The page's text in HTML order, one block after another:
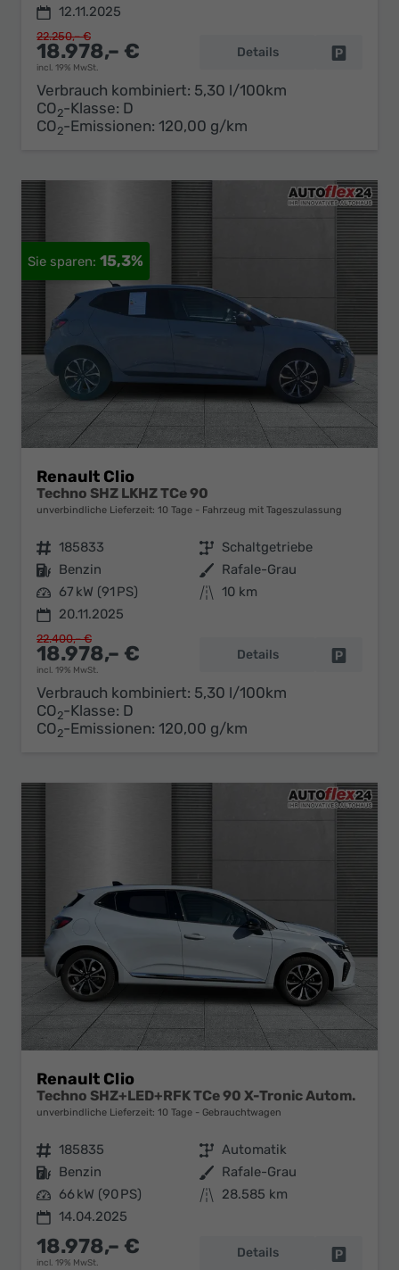
12.11.2025
18.978,– €
incl. 19% MwSt.
22.250,– €
Details
Verbrauch kombiniert: 5,30 l/100km
CO2-Klasse: D
CO2-Emissionen: 120,00 g/km
15,3%
Renault Clio
Techno SHZ LKHZ TCe 90
unverbindliche Lieferzeit: 10 Tage Fahrzeug mit Tageszulassung
Fahrzeugnr. 185833 Getriebe Schaltgetriebe
Kraftstoff Benzin Außenfarbe Rafale-Grau
Leistung 67 kW (91 PS) Kilometerstand 10 km
20.11.2025
18.978,– €
incl. 19% MwSt.
22.400,– €
Details
Verbrauch kombiniert: 5,30 l/100km
CO2-Klasse: D
CO2-Emissionen: 120,00 g/km
Renault Clio
Techno SHZ+LED+RFK TCe 90 X-Tronic Autom.
unverbindliche Lieferzeit: 10 Tage Gebrauchtwagen
Fahrzeugnr. 185835 Getriebe Automatik
Kraftstoff Benzin Außenfarbe Rafale-Grau
Leistung 66 kW (90 PS) Kilometerstand
28.585 km
14.04.2025
18.978,– €
incl. 19% MwSt.
Details